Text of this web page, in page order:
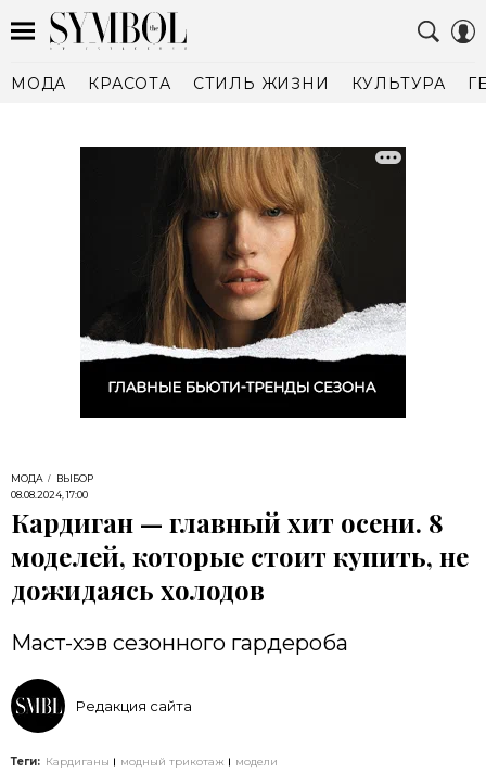
МОДА КРАСОТА СТИЛЬ ЖИЗНИ КУЛЬТУРА
МОДА
ВЫБОР
08.08.2024, 17:00
Кардиган — главный хит осени. 8
моделей, которые стоит купить, не
дожидаясь холодов
Маст-хэв сезонного гардероба
Редакция сайта
Теги: Кардиганы модный трикотаж модели